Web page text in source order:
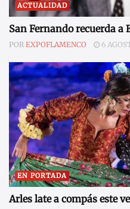
ACTUALIDAD
San Fernando recuerda a
POR EXPOFLAMENCO 6
EN PORTADA
Arles late a compás este